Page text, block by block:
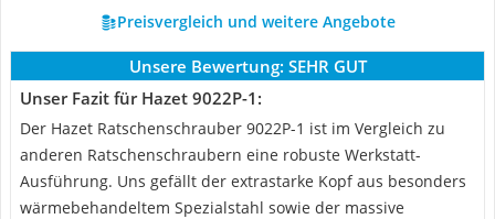
Preisvergleich und weitere Angebote
Unsere Bewertung: SEHR GUT
Unser Fazit für Hazet 9022P-1:
Der Hazet Ratschenschrauber 9022P-1 ist im Vergleich zu
anderen Ratschenschraubern eine robuste Werkstatt-
Ausführung. Uns gefällt der extrastarke Kopf aus besonders
wärmebehandeltem Spezialstahl sowie der massive